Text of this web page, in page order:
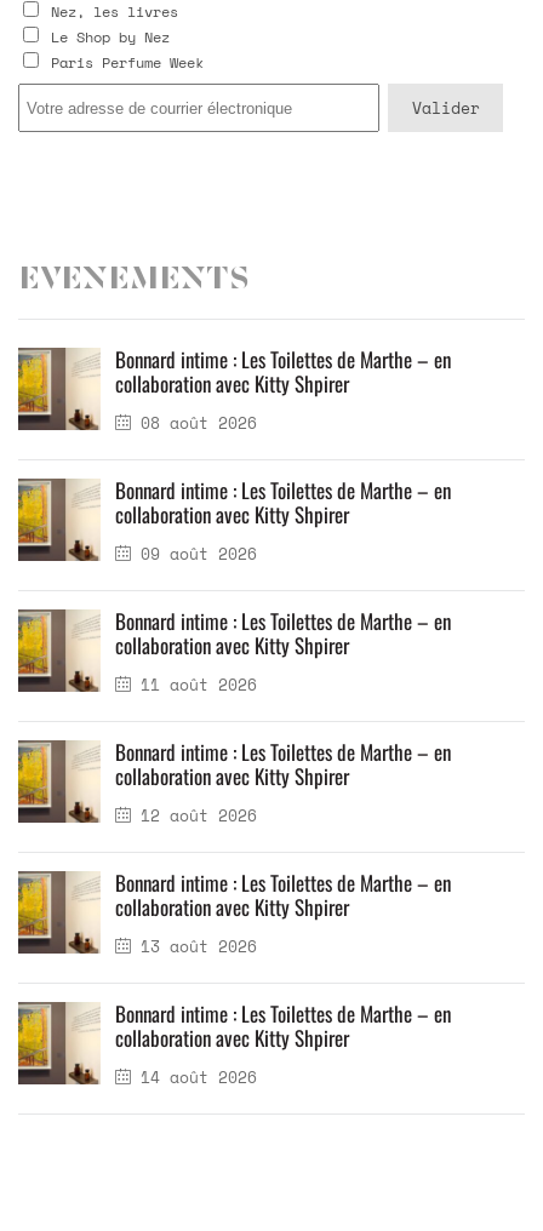
Nez, les livres
Le Shop by Nez
Paris Perfume Week
Evenements
08 août 2026
Bonnard intime : Les Toilettes de Marthe – en
collaboration avec Kitty Shpirer
09 août 2026
Bonnard intime : Les Toilettes de Marthe – en
collaboration avec Kitty Shpirer
11 août 2026
Bonnard intime : Les Toilettes de Marthe – en
collaboration avec Kitty Shpirer
12 août 2026
Bonnard intime : Les Toilettes de Marthe – en
collaboration avec Kitty Shpirer
13 août 2026
Bonnard intime : Les Toilettes de Marthe – en
collaboration avec Kitty Shpirer
14 août 2026
Bonnard intime : Les Toilettes de Marthe – en
collaboration avec Kitty Shpirer